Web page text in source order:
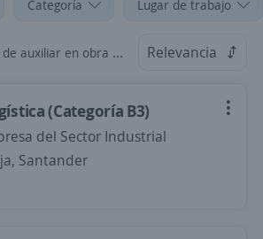
Categoría Lugar de trabajo
obra en barrancabermeja Relevancia
(Categoría B3)
del Sector Industrial
Santander